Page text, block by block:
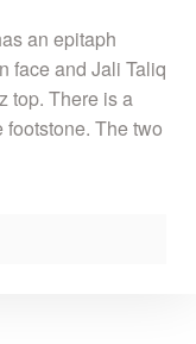
an epitaph
face and Jali Taliq
top. There is a
The two